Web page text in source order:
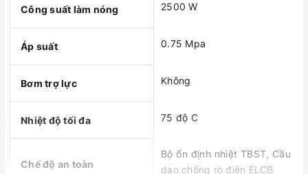
Công suất làm nóng 2500 W
Áp suất 0.75 Mpa
Bơm trợ lực Không
Nhiệt độ tối đa 75 độ C
Chế độ an toàn
Bộ ổn định nhiệt TBST, Cầu
dao chống rò điện ELCB